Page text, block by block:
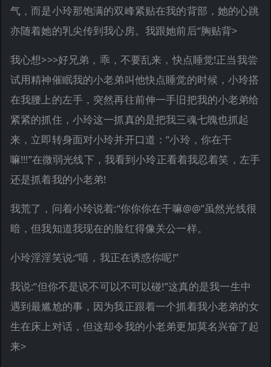
气，而是小玲那饱满的双峰紧贴在我的背部，她的心跳
亦随着她的乳尖传到我心房。我跟她前后“胸贴背>
我心想>>>好兄弟，乖，不要乱来，快点睡觉!正当我尝
试用精神催眠我的小老弟叫他快点睡觉的时候，小玲搭
在我腰上的左手，突然再往前伸一手旧把我的小老弟给
紧紧的抓住，小玲这一抓真的是把我三魂七魄也抓起
来，立即转身面对小玲并开口道：“小玲，你在干
嘛!!!”在微弱光线下，我看到小玲正看着我忍着笑，左手
还是抓着我的小老弟!
我荒了，问着小玲说着:“你你你在干嘛@@”虽然光线很
暗，但我知道我现在的脸红得像关公一样。
小玲淫淫笑说:“嘻，我正在诱惑你呢!”
我说:“但你不是说不可以不可以碰!”这真的是我一生中
遇到最尴尬的事，因为我正跟着一个抓着我小老弟的女
生在床上对话，但这却令我的小老弟更加莫名兴奋了起
来>